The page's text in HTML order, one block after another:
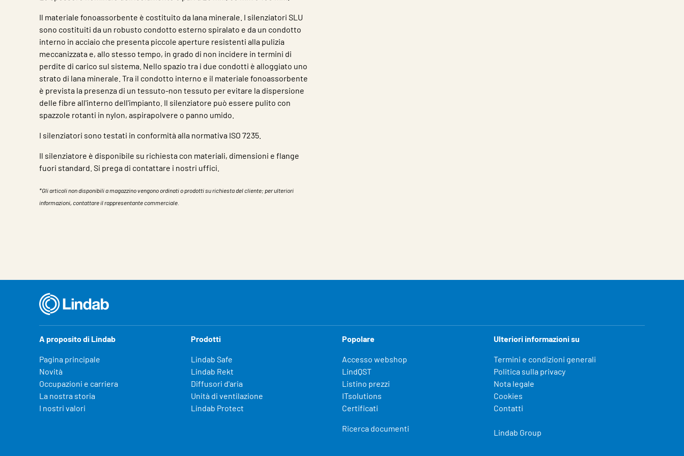
Il materiale fonoassorbente è costituito da lana minerale. I silenziatori SLU
sono costituiti da un robusto condotto esterno spiralato e da un condotto
interno in acciaio che presenta piccole aperture resistenti alla pulizia
meccanizzata e, allo stesso tempo, in grado di non incidere in termini di
perdite di carico sul sistema. Nello spazio tra i due condotti è alloggiato uno
strato di lana minerale. Tra il condotto interno e il materiale fonoassorbente
è prevista la presenza di un tessuto-non tessuto per evitare la dispersione
delle fibre all'interno dell'impianto. Il silenziatore può essere pulito con
spazzole rotanti in nylon, aspirapolvere o panno umido.
I silenziatori sono testati in conformità alla normativa ISO 7235.
Il silenziatore è disponibile su richiesta con materiali, dimensioni e flange
fuori standard. Si prega di contattare i nostri uffici.
*Gli articoli non disponibili a magazzino vengono ordinati o prodotti su richiesta del cliente; per ulteriori
informazioni, contattare il rappresentante commerciale.
A proposito di Lindab
Pagina principale
Novità
Occupazioni e carriera
La nostra storia
I nostri valori
Prodotti
Lindab Safe
Lindab Rekt
Diffusori d'aria
Unità di ventilazione
Lindab Protect
Popolare
Accesso webshop
LindQST
Listino prezzi
ITsolutions
Certificati
Ricerca documenti
Ulteriori informazioni su
Termini e condizioni generali
Politica sulla privacy
Nota legale
Cookies
Contatti
Lindab Group